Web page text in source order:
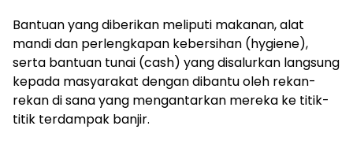
Bantuan yang diberikan meliputi makanan, alat
mandi dan perlengkapan kebersihan (hygiene),
serta bantuan tunai (cash) yang disalurkan langsung
kepada masyarakat dengan dibantu oleh rekan-
rekan di sana yang mengantarkan mereka ke titik-
titik terdampak banjir.